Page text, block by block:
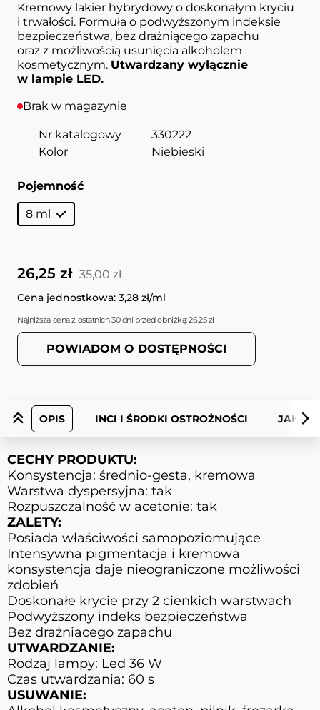
Kremowy lakier hybrydowy o doskonałym kryciu
i trwałości. Formuła o podwyższonym indeksie
bezpieczeństwa, bez drażniącego zapachu
oraz z możliwością usunięcia alkoholem
kosmetycznym. Utwardzany wyłącznie
w lampie LED.
Brak w magazynie
Nr katalogowy
330222
Kolor
Niebieski
Pojemność
8 ml
35,00 zł
26,25 zł
Cena jednostkowa: 3,28 zł/ml
Najniższa cena z ostatnich 30 dni przed obniżką: 26,25 zł
POWIADOM O DOSTĘPNOŚCI
OPIS INCI I ŚRODKI OSTROŻNOŚCI JAK
CECHY PRODUKTU:
Konsystencja: średnio-gesta, kremowa
Warstwa dyspersyjna: tak
Rozpuszczalność w acetonie: tak
ZALETY:
Posiada właściwości samopoziomujące
Intensywna pigmentacja i kremowa
konsystencja daje nieograniczone możliwości
zdobień
Doskonałe krycie przy 2 cienkich warstwach
Podwyższony indeks bezpieczeństwa
Bez drażniącego zapachu
UTWARDZANIE:
Rodzaj lampy: Led 36 W
Czas utwardzania: 60 s
USUWANIE: